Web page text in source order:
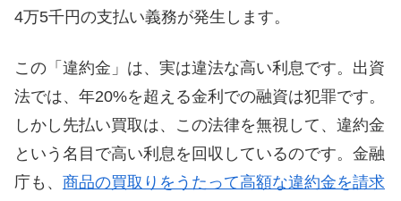
4万5千円の支払い義務が発生します。
この「違約金」は、実は違法な高い利息です。出資
法では、年20%を超える金利での融資は犯罪です。
しかし先払い買取は、この法律を無視して、違約金
という名目で高い利息を回収しているのです。金融
庁も、 商品の買取りをうたって高額な違約金を請求